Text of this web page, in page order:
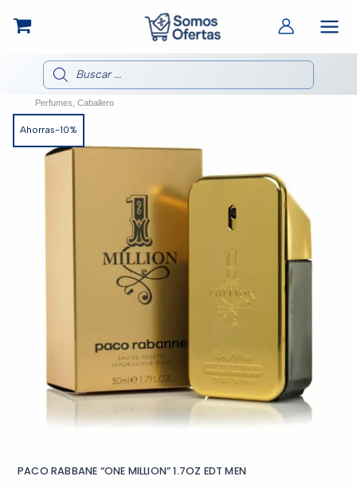
contenido
Búsqueda
de
productos
Perfumes Caballero
Ahorras-10%
PACO RABBANE “ONE MILLION” 1.7OZ EDT MEN